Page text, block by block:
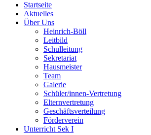
Startseite
Aktuelles
Über Uns
Heinrich-Böll
Leitbild
Schulleitung
Sekretariat
Hausmeister
Team
Galerie
Schüler/innen-Vertretung
Elternvertretung
Geschäftsverteilung
Förderverein
Unterricht Sek I